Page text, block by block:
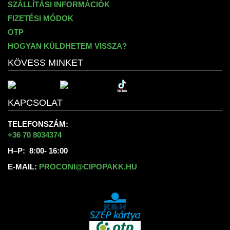
SZÁLLÍTÁSI INFORMÁCIÓK
FIZETÉSI MÓDOK
OTP
HOGYAN KÜLDHETEM VISSZA?
KÖVESS MINKET
KAPCSOLAT
TELEFONSZÁM:
+36 70 8034374
H–P: 8:00- 16:00
E-MAIL: PROCONI@CIPOPAKK.HU